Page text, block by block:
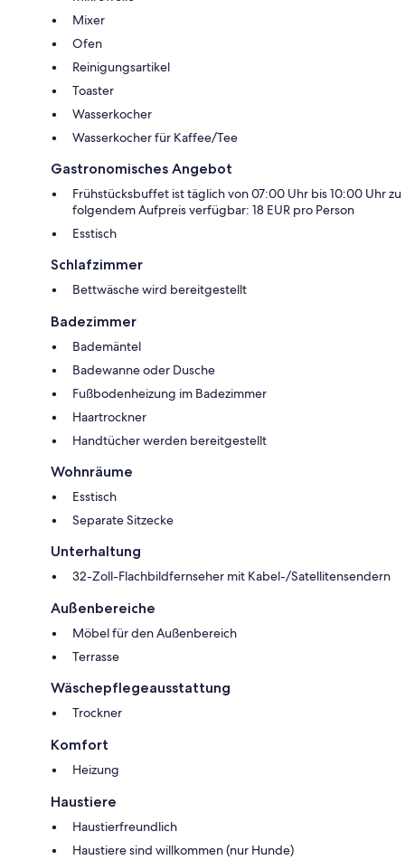
Mixer
Ofen
Reinigungsartikel
Toaster
Wasserkocher
Wasserkocher für Kaffee/Tee
Gastronomisches Angebot
Frühstücksbuffet ist täglich von 07:00 Uhr bis 10:00 Uhr zu
folgendem Aufpreis verfügbar: 18 EUR pro Person
Esstisch
Schlafzimmer
Bettwäsche wird bereitgestellt
Badezimmer
Bademäntel
Badewanne oder Dusche
Fußbodenheizung im Badezimmer
Haartrockner
Handtücher werden bereitgestellt
Wohnräume
Esstisch
Separate Sitzecke
Unterhaltung
32-Zoll-Flachbildfernseher mit Kabel-/Satellitensendern
Außenbereiche
Möbel für den Außenbereich
Terrasse
Wäschepflegeausstattung
Trockner
Komfort
Heizung
Haustiere
Haustierfreundlich
Haustiere sind willkommen (nur Hunde)